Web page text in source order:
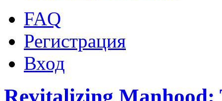
FAQ
Регистрация
Вход